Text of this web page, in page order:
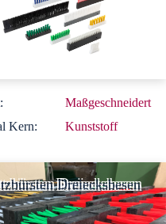
Maßgeschneidert
Kern:
Kunststoff
Dreiecksbesen